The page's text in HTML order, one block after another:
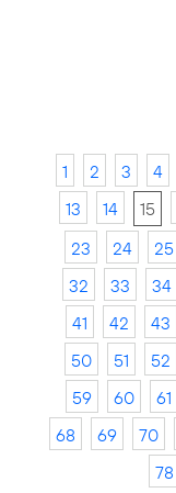
1 2 3 4
13
14 15
23
24 25
32
33 34
41
42 43
50
51 52
59
60 61
68
69 70
78